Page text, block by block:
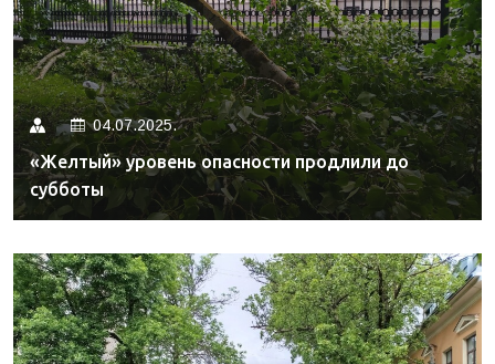
04.07.2025.
«Желтый» уровень опасности продлили до
субботы